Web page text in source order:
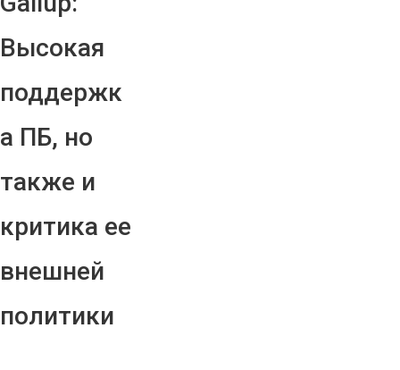
Высокая
поддержк
а ПБ, но
также и
критика ее
внешней
политики